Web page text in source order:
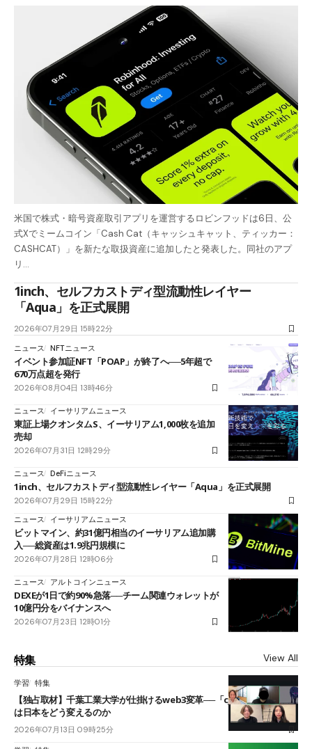
米国で株式・暗号資産取引アプリを運営するロビンフッドは6日、公
式Xでミームコイン「Cash Cat（キャッシュキャット、ティッカー：
CASHCAT）」を新たな取扱資産に追加したと発表した。同社のアプ
リ…
1inch、セルフカストディ型流動性レイヤー
「Aqua」を正式展開
2026年07月29日 15時22分
ニュース NFTニュース
イベント参加証NFT「POAP」が終了へ──5年超で
670万点超を発行
2026年08月04日 13時46分
ニュース イーサリアムニュース
東証上場クオンタムS、イーサリアム1,000枚を追加
売却
2026年07月31日 12時29分
ニュース DeFiニュース
1inch、セルフカストディ型流動性レイヤー「Aqua」を正式展開
2026年07月29日 15時22分
ニュース
イーサリアムニュース
ビットマイン、約31億円相当のイーサリアム追加購
入──総資産は1.9兆円規模に
2026年07月28日 12時06分
ニュース アルトコインニュース
DEXEが1日で約90%急落──チーム関連ウォレットが
10億円分をバイナンスへ
2026年07月23日 12時01分
特集 View All
学習 特集
【独占取材】千葉工業大学が仕掛けるweb3変革──「cJPY」とAIの融合
は日本をどう変えるのか
2026年07月13日 09時25分